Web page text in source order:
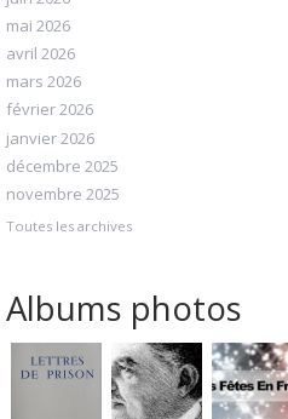
mai 2026
avril 2026
mars 2026
février 2026
janvier 2026
décembre 2025
novembre 2025
Toutes les archives
Albums photos